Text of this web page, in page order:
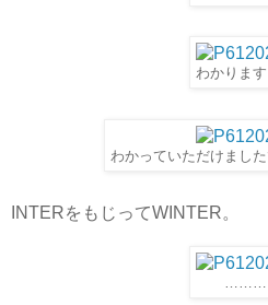
わかります
わかっていただけまし
INTERをもじってWINTER。
………